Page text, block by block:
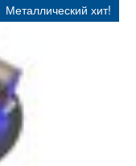
Металлический хит!